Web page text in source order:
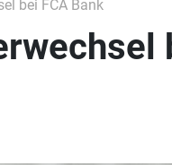
bei FCA Bank